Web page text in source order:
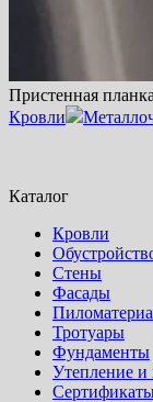
Пристенная
Кровли
Каталог
Кровли
Стены
Фасады
Тротуары
Фундаменты
Утепление и